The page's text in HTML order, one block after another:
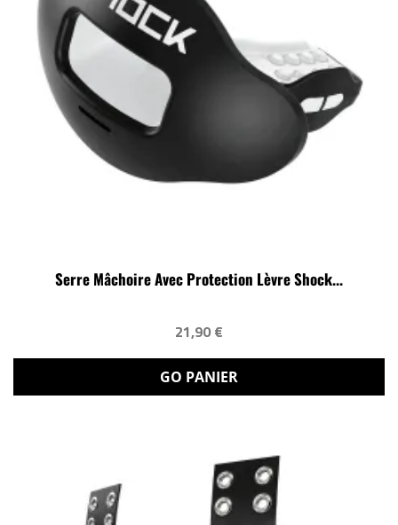
Serre Mâchoire Avec Protection Lèvre Shock...
21,90 €
GO PANIER